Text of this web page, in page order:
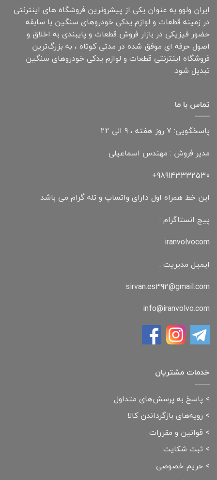
ایران ولوو به عنوان یکی از پیشروترین فروشگاه های اینترنتی
در زمینه قطعات و لوازم یدکی خودروهای سنگین با سابقه
حضور فیزیکی در بازار فروش قطعات و پایبندی به اخلاق و
اصول حرفه ای موفق شده در مدتی کوتاه ، به بزرگ‌ترین
فروشگاه اینترنتی قطعات و لوازم یدکی خودروهای سنگین
تبدیل شود.
تماس با ما
پاسخگویی: 7 روز هفته ، 9 الی 22
مدیر فروش : مهندس اسماعیلی
989143332530+
این خط همراه اول دارای واتساپ و تله گرام می باشد
پیج انستاگرام :
iranvolvocom
ایمیل مدیریت :
sirvan.es392@gmail.com
info@iranvolvo.com
خدمات مشتریان
> پاسخ به پرسش‌های متداول
> رویه‌های بازگرداندن کالا
> قوانین و مقررات
> ثبت شکایت
> حریم خصوصی